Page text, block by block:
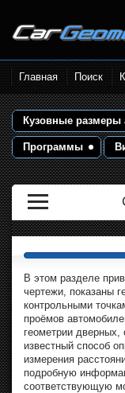
Размеры кузова
Контрольные точки
размеры.
Главная Поиск
Кузовные размеры
Программы
В этом разделе
чертежи, показаны
контрольными
проёмов
геометрии
известный способ
измерения
подробную
соответствующую